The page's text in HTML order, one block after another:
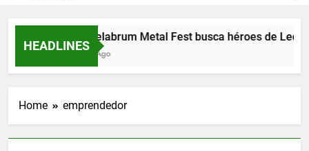
HEADLINES
Candelabrum Metal Fest busca héroes de León
2 Días Ago
Home emprendedor